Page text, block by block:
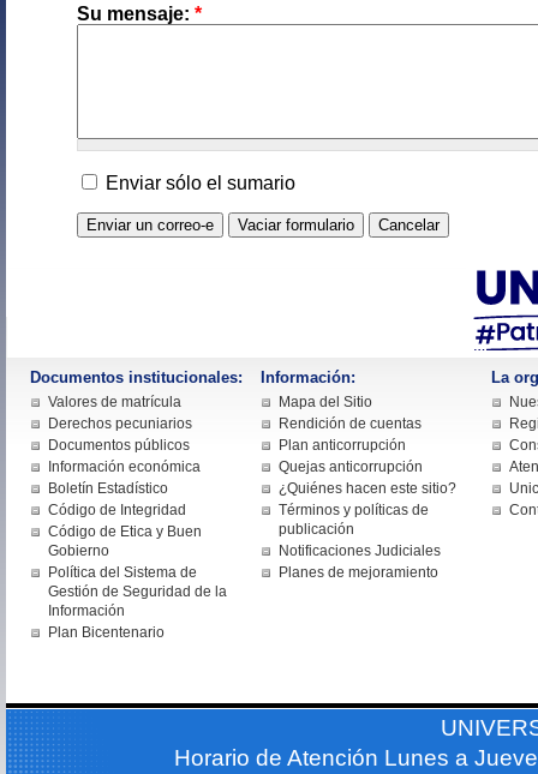
Su mensaje: *
Enviar sólo el sumario
Documentos institucionales:
Valores de matrícula
Derechos pecuniarios
Documentos públicos
Información económica
Boletín Estadístico
Código de Integridad
Código de Etica y Buen
Gobierno
Política del Sistema de
Gestión de Seguridad de la
Información
Plan Bicentenario
Información:
Mapa del Sitio
Rendición de cuentas
Plan anticorrupción
Quejas anticorrupción
¿Quiénes hacen este sitio?
Términos y políticas de
publicación
Notificaciones Judiciales
Planes de mejoramiento
La
Horario de Atención Lunes a